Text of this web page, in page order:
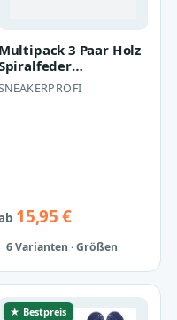
Multipack 3 Paar Holz
von Gr.
48 (Set von…
15,95 €
6 Varianten · Größen
★ Bestpreis